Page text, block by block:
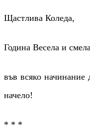
Щастлива Коледа,
Година Весела и
във всяко начинание
начело!
* * *